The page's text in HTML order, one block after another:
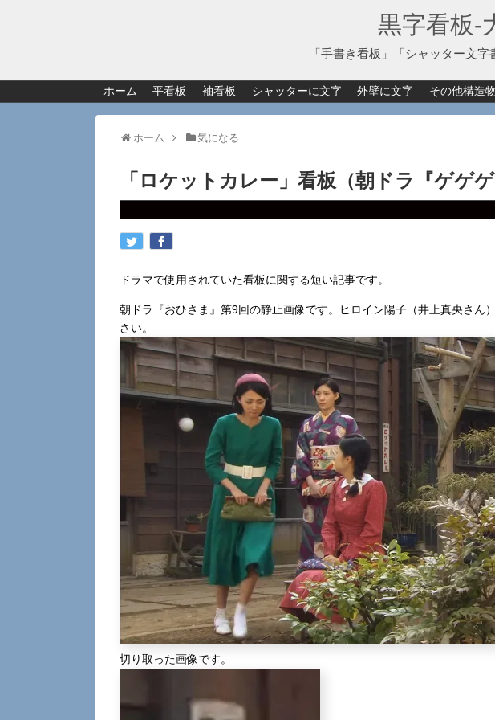
黒字看板‐
「手書き看板」「シャッター文
ホーム 平看板 袖看板 シャッターに文字 外壁に文字 その他構造
ホーム 気になる
「ロケットカレー」看板（朝ドラ『ゲゲゲ
ドラマで使用されていた看板に関する短い記事です。
朝ドラ『おひさま』第9回の静止画像です。ヒロイン陽子（井上真央さん
さい。
切り取った画像です。